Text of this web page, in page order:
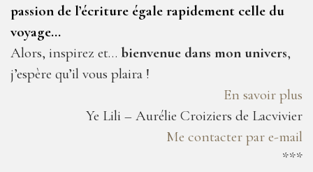
passion de l’écriture égale rapidement celle du
voyage…
Alors, inspirez et… bienvenue dans mon univers,
j’espère qu’il vous plaira !
En savoir plus
Ye Lili – Aurélie Croiziers de Lacvivier
Me contacter par e-mail
***